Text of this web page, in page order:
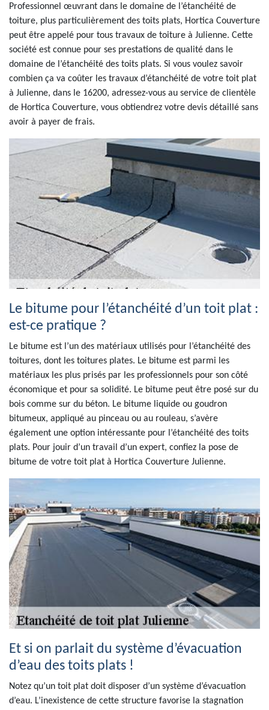
Professionnel œuvrant dans le domaine de l’étanchéité de
toiture, plus particulièrement des toits plats, Hortica Couverture
peut être appelé pour tous travaux de toiture à Julienne. Cette
société est connue pour ses prestations de qualité dans le
domaine de l’étanchéité des toits plats. Si vous voulez savoir
combien ça va coûter les travaux d’étanchéité de votre toit plat
à Julienne, dans le 16200, adressez-vous au service de clientèle
de Hortica Couverture, vous obtiendrez votre devis détaillé sans
avoir à payer de frais.
Le bitume pour l’étanchéité d’un toit plat :
est-ce pratique ?
Le bitume est l’un des matériaux utilisés pour l’étanchéité des
toitures, dont les toitures plates. Le bitume est parmi les
matériaux les plus prisés par les professionnels pour son côté
économique et pour sa solidité. Le bitume peut être posé sur du
bois comme sur du béton. Le bitume liquide ou goudron
bitumeux, appliqué au pinceau ou au rouleau, s’avère
également une option intéressante pour l’étanchéité des toits
plats. Pour jouir d’un travail d’un expert, confiez la pose de
bitume de votre toit plat à Hortica Couverture Julienne.
Et si on parlait du système d’évacuation
d’eau des toits plats !
Notez qu’un toit plat doit disposer d’un système d’évacuation
d’eau. L’inexistence de cette structure favorise la stagnation